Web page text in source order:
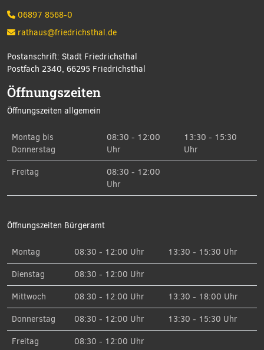
06897 8568-0
rathaus@friedrichsthal.de
Postanschrift: Stadt Friedrichsthal
Postfach 2340, 66295 Friedrichsthal
Öffnungszeiten
Öffnungszeiten allgemein
Montag bis
Donnerstag
08:30 - 12:00
Uhr
13:30 - 15:30
Uhr
Freitag
08:30 - 12:00
Uhr
Öffnungszeiten Bürgeramt
Montag 08:30 - 12:00 Uhr
13:30 - 15:30 Uhr
Dienstag
08:30 - 12:00 Uhr
Mittwoch
08:30 - 12:00 Uhr
13:30 - 18:00 Uhr
Donnerstag
08:30 - 12:00 Uhr
13:30 - 15:30 Uhr
Freitag
08:30 - 12:00 Uhr